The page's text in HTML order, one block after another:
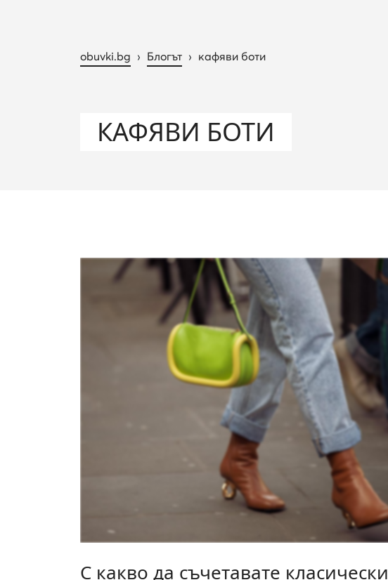
obuvki.bg › Блогът › кафяви боти
КАФЯВИ БОТИ
С какво да съчетавате класически